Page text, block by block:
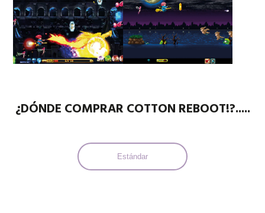
¿DÓNDE COMPRAR COTTON REBOOT!?.....
Estándar